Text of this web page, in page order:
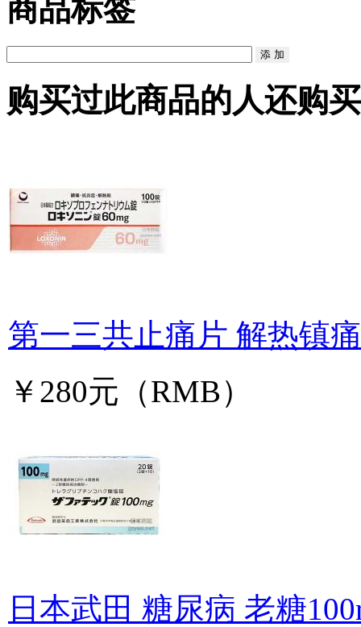
商品标签
购买过此商品的人还购
第一三共止痛片 解热镇
￥280元（RMB）
日本武田 糖尿病 老糖